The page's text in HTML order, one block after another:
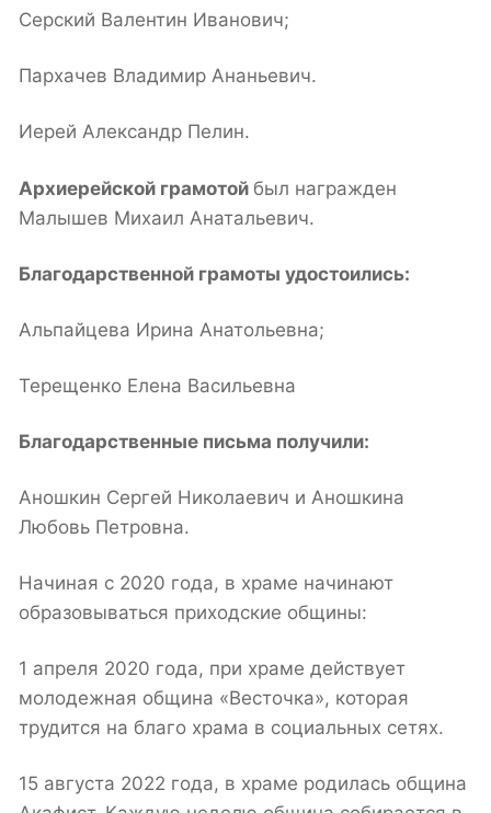
Серский Валентин Иванович;
Пархачев Владимир Ананьевич.
Иерей Александр Пелин.
Архиерейской грамотой был награжден
Малышев Михаил Анатальевич.
Благодарственной грамоты удостоились:
Альпайцева Ирина Анатольевна;
Терещенко Елена Васильевна
Благодарственные письма получили:
Аношкин Сергей Николаевич и Аношкина
Любовь Петровна.
Начиная с 2020 года, в храме начинают
образовываться приходские общины:
1 апреля 2020 года, при храме действует
молодежная община «Весточка», которая
трудится на благо храма в социальных сетях.
15 августа 2022 года, в храме родилась община